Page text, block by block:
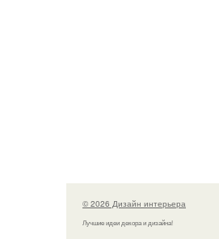
© 2026 Дизайн интерьера
Лучшие идеи декора и дизайна!